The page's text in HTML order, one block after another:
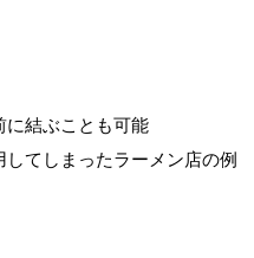
に結ぶことも可能
てしまったラーメン店の例